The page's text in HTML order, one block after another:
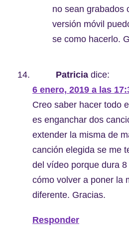
no sean grabados
versión móvil
se como hacerlo.
Patricia dice:
6 enero, 2019 a las
Creo saber hacer todo
es enganchar dos
extender la misma de
canción elegida se me
del vídeo porque dura
cómo volver a poner la
diferente. Gracias.
Responder